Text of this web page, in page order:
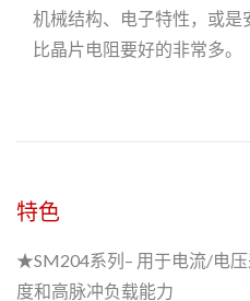
机械结构、电子特性，或是
比晶片电阻要好的非常多。
特色
★SM204系列– 用于电流/电
度和高脉冲负载能力